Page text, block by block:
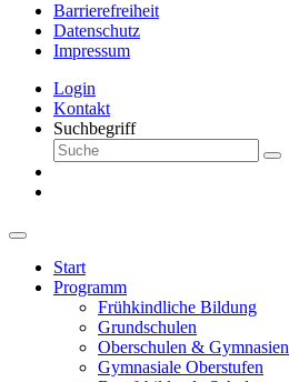
Barrierefreiheit
Datenschutz
Impressum
Login
Kontakt
Suchbegriff
Start
Programm
Frühkindliche Bildung
Grundschulen
Oberschulen & Gymnasien
Gymnasiale Oberstufen